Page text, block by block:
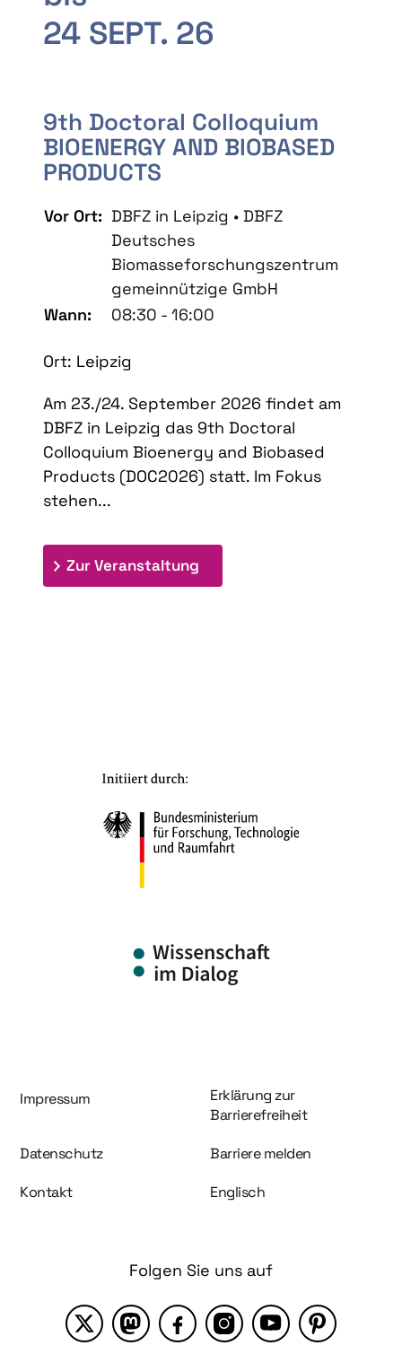
24 SEPT. 26
9th Doctoral Colloquium
BIOENERGY AND BIOBASED
PRODUCTS
Vor Ort: DBFZ in Leipzig • DBFZ
Deutsches
Biomasseforschungszentrum
gemeinnützige GmbH
Wann:
08:30 - 16:00
Ort: Leipzig
Am 23./24. September 2026 findet am
DBFZ in Leipzig das 9th Doctoral
Colloquium Bioenergy and Biobased
Products (DOC2026) statt. Im Fokus
stehen...
Zur Veranstaltung
Information und Service
Impressum
Erklärung zur
Barrierefreiheit
Datenschutz Barriere melden
Kontakt Englisch
Folgen Sie uns auf